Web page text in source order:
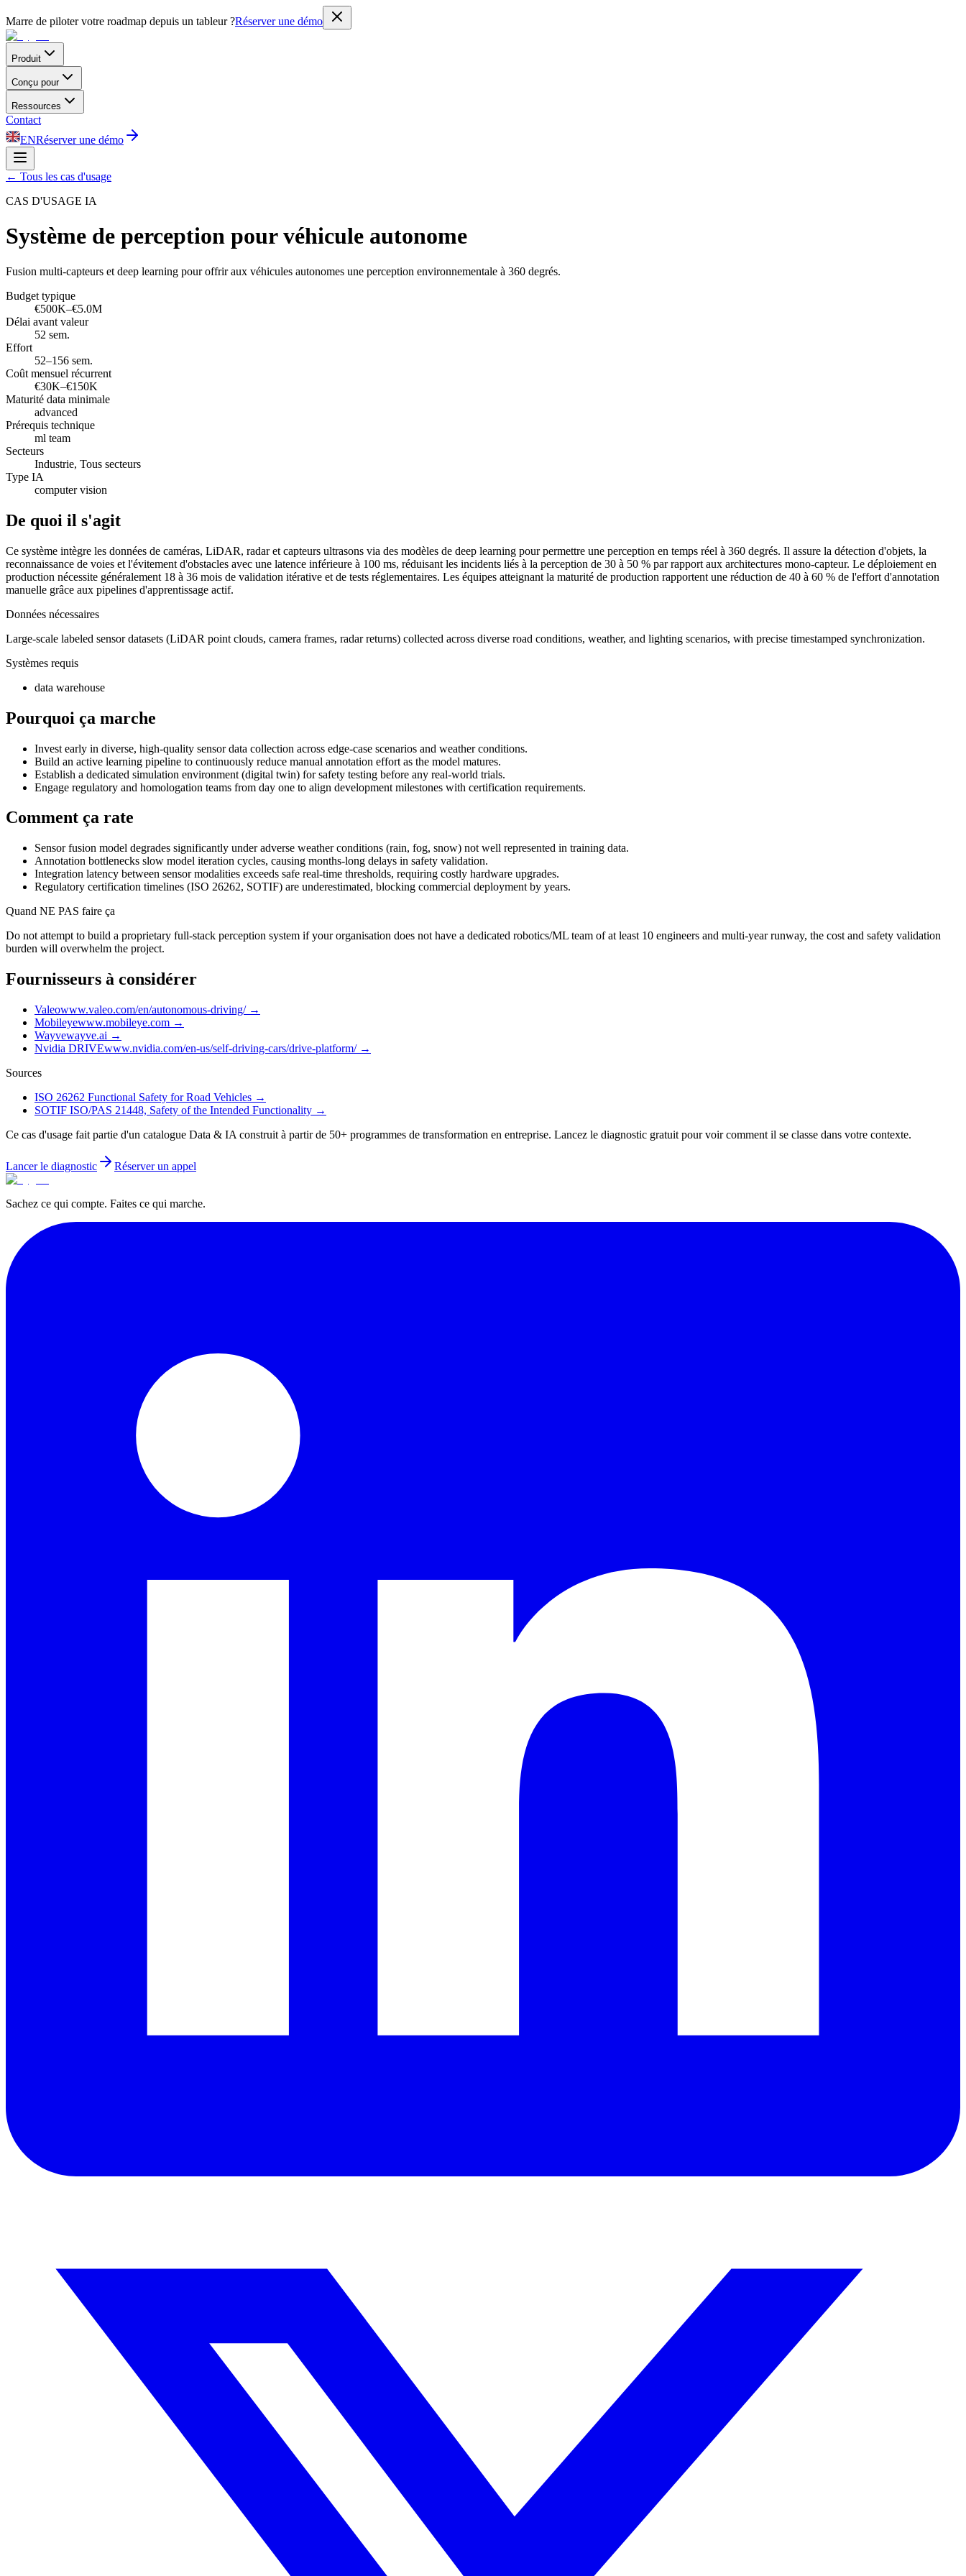
Marre de piloter votre roadmap depuis un tableur ?Réserver une démo
Produit
Conçu pour
Ressources
Contact
ENRéserver une démo
← Tous les cas d'usage
CAS D'USAGE IA
Système de perception pour véhicule autonome
Fusion multi-capteurs et deep learning pour offrir aux véhicules autonomes une perception environnementale à 360 degrés.
Budget typique
€500K–€5.0M
Délai avant valeur
52 sem.
Effort
52–156 sem.
Coût mensuel récurrent
€30K–€150K
Maturité data minimale
advanced
Prérequis technique
ml team
Secteurs
Industrie, Tous secteurs
Type IA
computer vision
De quoi il s'agit
Ce système intègre les données de caméras, LiDAR, radar et capteurs ultrasons via des modèles de deep learning pour permettre une perception en temps réel à 360 degrés. Il assure la détection d'objets, la
reconnaissance de voies et l'évitement d'obstacles avec une latence inférieure à 100 ms, réduisant les incidents liés à la perception de 30 à 50 % par rapport aux architectures mono-capteur. Le déploiement en
production nécessite généralement 18 à 36 mois de validation itérative et de tests réglementaires. Les équipes atteignant la maturité de production rapportent une réduction de 40 à 60 % de l'effort d'annotation
manuelle grâce aux pipelines d'apprentissage actif.
Données nécessaires
Large-scale labeled sensor datasets (LiDAR point clouds, camera frames, radar returns) collected across diverse road conditions, weather, and lighting scenarios, with precise timestamped synchronization.
Systèmes requis
data warehouse
Pourquoi ça marche
Invest early in diverse, high-quality sensor data collection across edge-case scenarios and weather conditions.
Build an active learning pipeline to continuously reduce manual annotation effort as the model matures.
Establish a dedicated simulation environment (digital twin) for safety testing before any real-world trials.
Engage regulatory and homologation teams from day one to align development milestones with certification requirements.
Comment ça rate
Sensor fusion model degrades significantly under adverse weather conditions (rain, fog, snow) not well represented in training data.
Annotation bottlenecks slow model iteration cycles, causing months-long delays in safety validation.
Integration latency between sensor modalities exceeds safe real-time thresholds, requiring costly hardware upgrades.
Regulatory certification timelines (ISO 26262, SOTIF) are underestimated, blocking commercial deployment by years.
Quand NE PAS faire ça
Do not attempt to build a proprietary full-stack perception system if your organisation does not have a dedicated robotics/ML team of at least 10 engineers and multi-year runway, the cost and safety validation
burden will overwhelm the project.
Fournisseurs à considérer
Valeowww.valeo.com/en/autonomous-driving/→
Mobileyewww.mobileye.com →
Wayvewayve.ai →
Nvidia DRIVEwww.nvidia.com/en-us/self-driving-cars/drive-platform/→
Sources
ISO 26262 Functional Safety for Road Vehicles →
SOTIF ISO/PAS 21448, Safety of the Intended Functionality →
Ce cas d'usage fait partie d'un catalogue Data & IA construit à partir de 50+ programmes de transformation en entreprise. Lancez le diagnostic gratuit pour voir comment il se classe dans votre contexte.
Lancer le diagnostic Réserver un appel
Sachez ce qui compte. Faites ce qui marche.